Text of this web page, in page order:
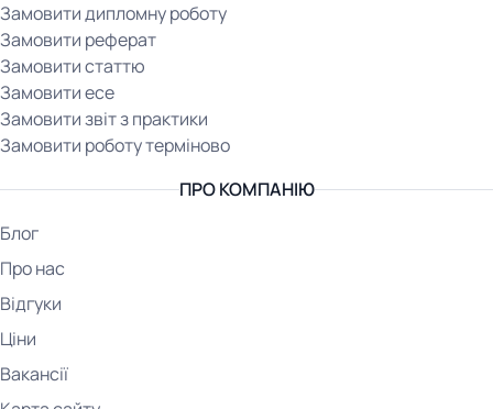
Замовити дипломну роботу
Замовити реферат
Замовити статтю
Замовити есе
Замовити звіт з практики
Замовити роботу терміново
ПРО КОМПАНІЮ
Блог
Про нас
Відгуки
Ціни
Вакансії